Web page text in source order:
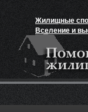
Жилищные
Вселение и
Признание